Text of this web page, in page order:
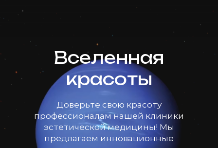
Вселенная
красоты
Доверьте свою красоту
профессионалам нашей клиники
эстетической медицины! Мы
предлагаем инновационные